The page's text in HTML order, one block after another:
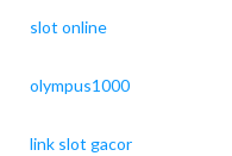
slot online
olympus1000
link slot gacor